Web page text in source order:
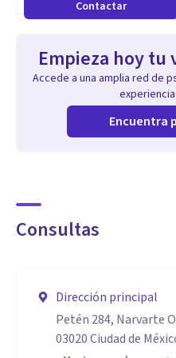
Contactar
Empieza hoy tu
Accede a una amplia red de
Encuentra
Consultas
Dirección principal
Petén 284, Narvarte
03020 Ciudad de